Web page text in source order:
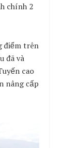
chính 2
điểm trên
đã và
cao
nâng cấp